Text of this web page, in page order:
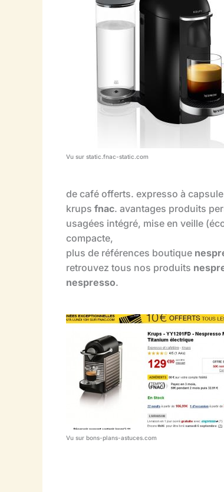
Vu sur static.fnac-static.com
de café offerts. expresso à
krups fnac. avantages produits
usagées intégré, mise en veille
compacte,
plus de références boutique
retrouvez tous nos produits
nespresso.
Vu sur bons-plans-astuces.com